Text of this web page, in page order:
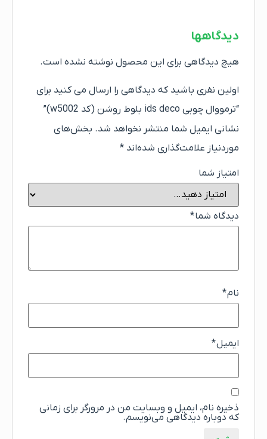
دیدگاهها
هیچ دیدگاهی برای این محصول نوشته نشده است.
اولین نفری باشید که دیدگاهی را ارسال می کنید برای
“ترمووال چوبی ids deco بلوط روشن (کد w5002)”
نشانی ایمیل شما منتشر نخواهد شد. بخش‌های
موردنیاز علامت‌گذاری شده‌اند *
امتیاز شما
دیدگاه شما*
نام*
ایمیل*
ذخیره نام، ایمیل و وبسایت من در مرورگر برای زمانی
که دوباره دیدگاهی می‌نویسم.